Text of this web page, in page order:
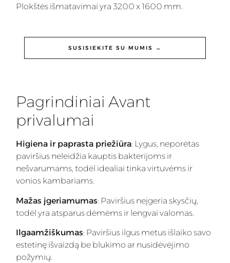
Plokštės išmatavimai yra 3200 x 1600 mm.
SUSISIEKITE SU MUMIS →
Pagrindiniai Avant
privalumai
Higiena ir paprasta priežiūra: Lygus, neporėtas
paviršius neleidžia kauptis bakterijoms ir
nešvarumams, todėl idealiai tinka virtuvėms ir
vonios kambariams.
Mažas įgeriamumas: Paviršius neįgeria skysčių,
todėl yra atsparus dėmėms ir lengvai valomas.
Ilgaamžiškumas: Paviršius ilgus metus išlaiko savo
estetinę išvaizdą be blukimo ar nusidėvėjimo
požymių.